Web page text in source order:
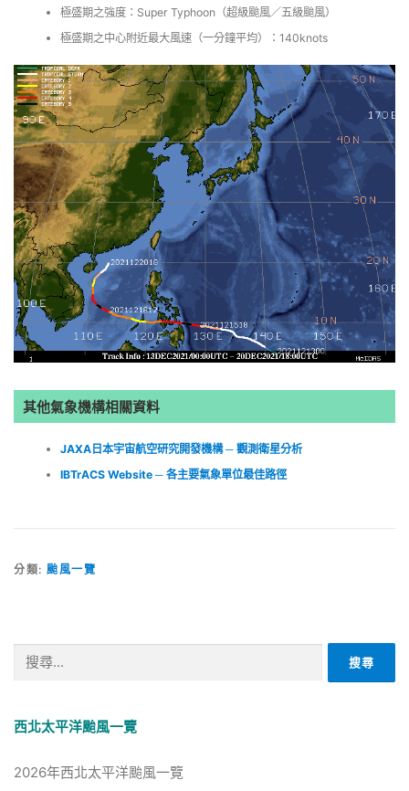
極盛期之強度：Super Typhoon（超級颱風／五級颱風）
極盛期之中心附近最大風速（一分鐘平均）：140knots
其他氣象機構相關資料
JAXA日本宇宙航空研究開發機構 ─ 觀測衛星分析
IBTrACS Website ─ 各主要氣象單位最佳路徑
分類: 颱風一覽
字:
西北太平洋颱風一覽
2026年西北太平洋颱風一覽